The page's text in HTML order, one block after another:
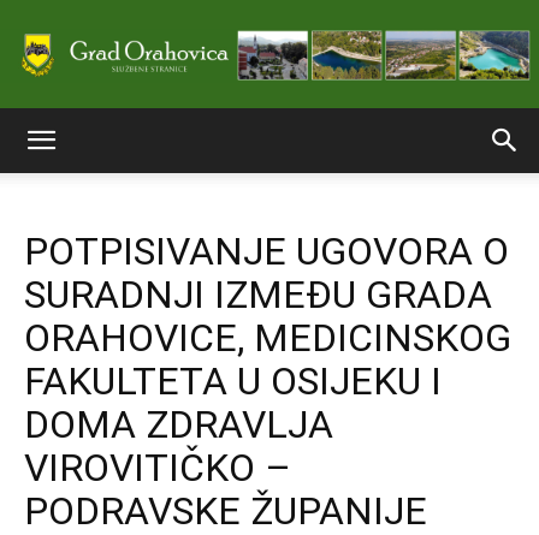
stranice
Grada
Orahovice
POTPISIVANJE UGOVORA O
SURADNJI IZMEĐU GRADA
ORAHOVICE, MEDICINSKOG
FAKULTETA U OSIJEKU I
DOMA ZDRAVLJA
VIROVITIČKO –
PODRAVSKE ŽUPANIJE